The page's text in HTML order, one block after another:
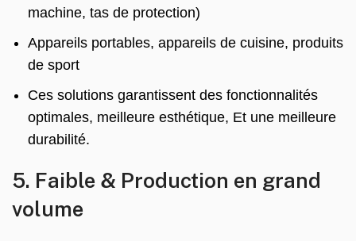
machine, tas de protection)
Appareils portables, appareils de cuisine, produits
de sport
Ces solutions garantissent des fonctionnalités
optimales, meilleure esthétique, Et une meilleure
durabilité.
5. Faible & Production en grand
volume